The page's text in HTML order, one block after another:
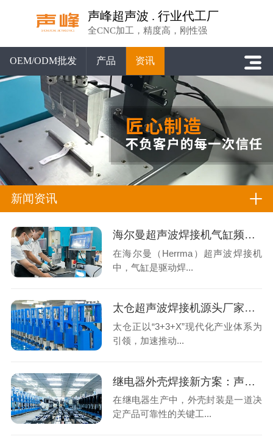
声峰超声波 . 行业代工厂
全CNC加工，精度高，刚性强
OEM/ODM批发 产品 资讯
新闻资讯
海尔曼超声波焊接机气缸频繁卡停？系统性排查与专业解决方案
在海尔曼（Herrma）超声波焊接机
中，气缸是驱动焊...
太仓超声波焊接机源头厂家怎么选？声峰超声波用实力说话
太仓正以“3+3+X”现代化产业体系为
引领，加速推动...
继电器外壳焊接新方案：声峰超声波技术为何成为行业首选？
在继电器生产中，外壳封装是一道决
定产品可靠性的关键工...